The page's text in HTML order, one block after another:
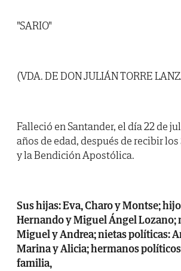
"SARIO"
(VDA. DE DON JULIÁN TORRE
Falleció en Santander, el día 22 de
años de edad, después de recibir
y la Bendición Apostólica.
Sus hijas: Eva, Charo y Montse;
Hernando y Miguel Ángel Lozano;
Miguel y Andrea; nietas políticas:
Marina y Alicia; hermanos
familia,